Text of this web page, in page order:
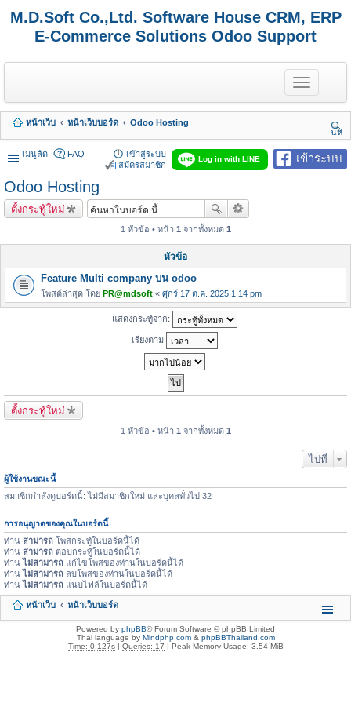
M.D.Soft Co.,Ltd. Software House CRM, ERP
E-Commerce Solutions Odoo Support
T
o
g
e
n
a
o
หน้าเว็บ หน้าเว็บบอร์ด
Odoo Hosting
นห
า
เมนูลัด
เข้าระบบ
Log in with LINE
FAQ
เข้าสู่ระบบ
สมัครสมาชิก
Odoo Hosting
ตั้งกระทู้ใหม่
1 หัวข้อ • หน้า 1 จากทั้งหมด 1
หัวข้อ
Feature Multi company บน odoo
โพสต์ล่าสุด โดย PR@mdsoft « ศุกร์ 17 ต.ค. 2025 1:14 pm
แสดงกระทู้จาก:
เรียงตาม
ตั้งกระทู้ใหม่
1 หัวข้อ • หน้า 1 จากทั้งหมด 1
ไปที่
ผู้ใช้งานขณะนี้
สมาชิกกำลังดูบอร์ดนี้: ไม่มีสมาชิกใหม่ และบุคลทั่วไป 32
การอนุญาตของคุณในบอร์ดนี้
ท่าน สามารถ โพสกระทู้ในบอร์ดนี้ได้
ท่าน สามารถ ตอบกระทู้ในบอร์ดนี้ได้
ท่านไม่สามารถ แก้ไขโพสของท่านในบอร์ดนี้ได้
ท่านไม่สามารถ ลบโพสของท่านในบอร์ดนี้ได้
ท่านไม่สามารถ แนบไฟล์ในบอร์ดนี้ได้
หน้าเว็บ หน้าเว็บบอร์ด
Powered by phpBB® Forum Software © phpBB Limited
Thai language by Mindphp.com& phpBBThailand.com
Time: 0.127s| Queries: 17 | Peak Memory Usage: 3.54 MiB